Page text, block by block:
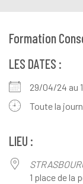
Formation
LES DATES :
29/04/24 au
Toute la
LIEU :
1 place de la